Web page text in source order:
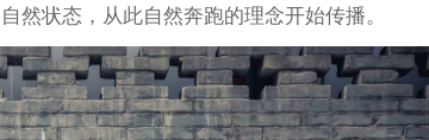
然状态，从此自然奔跑的理念开始传播。